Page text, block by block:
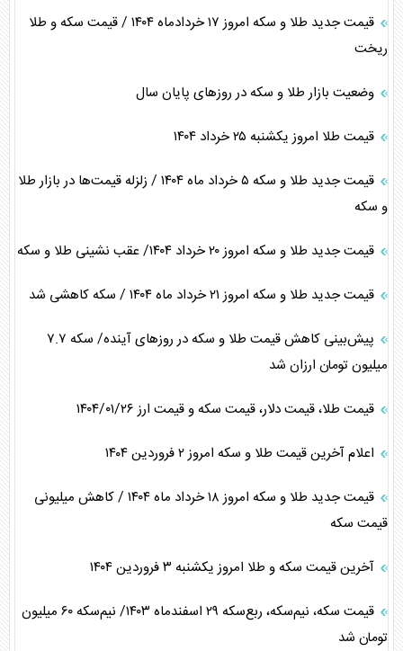
قیمت جدید طلا و سکه امروز ۱۷ خردادماه ۱۴۰۴ / قیمت سکه و طلا
ریخت
وضعیت بازار طلا و سکه در روز‌های پایان سال
قیمت طلا امروز یکشنبه ۲۵ خرداد ۱۴۰۴
قیمت جدید طلا و سکه ۵ خرداد ماه ۱۴۰۴ / زلزله قیمت‌ها در بازار طلا
و سکه
قیمت جدید طلا و سکه امروز ۲۰ خرداد ۱۴۰۴/ عقب نشینی طلا و سکه
قیمت جدید طلا و سکه امروز ۲۱ خرداد ماه ۱۴۰۴ / سکه کاهشی شد
پیش‌بینی کاهش قیمت طلا و سکه در روز‌های آینده/ سکه ۷.۷
میلیون تومان ارزان شد
قیمت طلا، قیمت دلار، قیمت سکه و قیمت ارز ۱۴۰۴/۰۱/۲۶
اعلام آخرین قیمت طلا و سکه امروز ٢ فروردین ١۴٠۴
قیمت جدید طلا و سکه امروز ۱۸ خرداد ماه ۱۴۰۴ / کاهش میلیونی
قیمت سکه
آخرین قیمت سکه و طلا امروز یکشنبه ۳ فروردین ۱۴۰۴
قیمت سکه، نیم‌سکه، ربع‌سکه ۲۹ اسفندماه ۱۴۰۳/ نیم‌سکه ۶۰ میلیون
تومان شد